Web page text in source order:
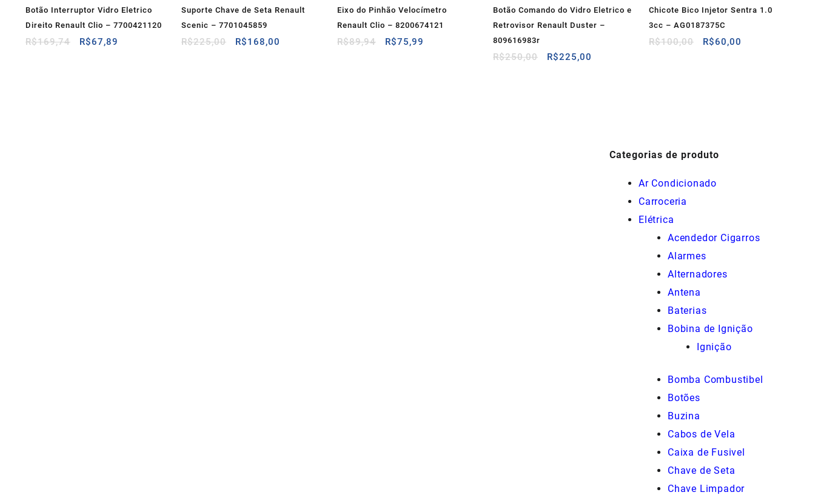
Botão Interruptor Vidro Eletrico
Direito Renault Clio – 7700421120
R$169,74
O
R$67,89
Suporte Chave de Seta Renault
Scenic – 7701045859
R$225,00
O
R$168,00
Eixo do Pinhão Velocímetro
Renault Clio – 8200674121
R$89,94
O
R$75,99
Botão Comando do Vidro Eletrico e
Retrovisor Renault Duster –
809616983r
R$250,00
O
R$225,00
Chicote Bico Injetor Sentra 1.0
3cc – AG0187375C
R$100,00
O
R$60,00
Categorias de produto
Ar Condicionado
Carroceria
Elétrica
Acendedor Cigarros
Alarmes
Alternadores
Antena
Baterias
Bobina de Ignição
Ignição
Bomba Combustibel
Botões
Buzina
Cabos de Vela
Caixa de Fusivel
Chave de Seta
Chave Limpador